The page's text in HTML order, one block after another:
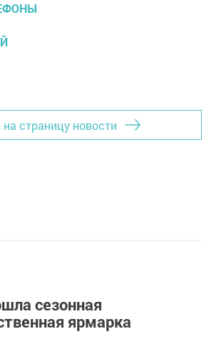
на страницу новости
сезонная
ярмарка